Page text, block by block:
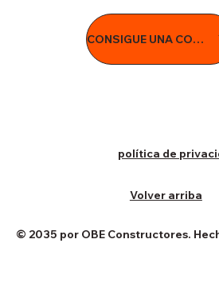
CONSIGUE UNA COTIZACIÓN
política de
Volver arriba
© 2035 por OBE Constructores.